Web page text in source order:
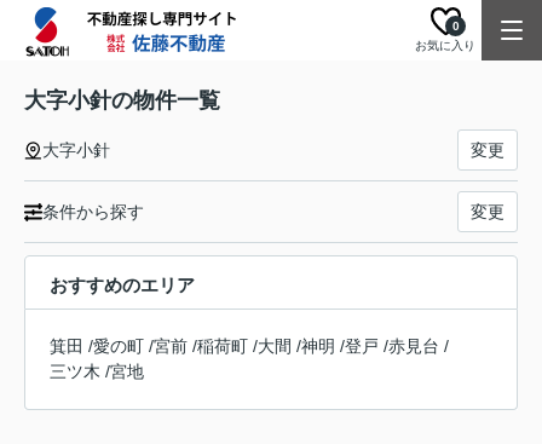
お気に入り
0
大字小針の物件一覧
大字小針 変更
条件から探す 変更
おすすめのエリア
箕田 /愛の町 /宮前 /稲荷町 /大間 /神明 /登戸 /赤見台 /
三ツ木 /宮地